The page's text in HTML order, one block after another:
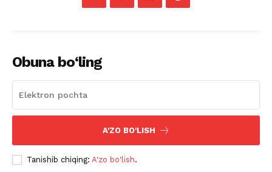
Obuna bo‘ling
A'ZO BO'LISH
Tanishib chiqing: A'zo bo'lish.